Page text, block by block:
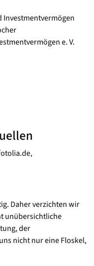
e. V.
Daher verzichten wir
unübersichtliche
der
nicht nur eine Floskel,